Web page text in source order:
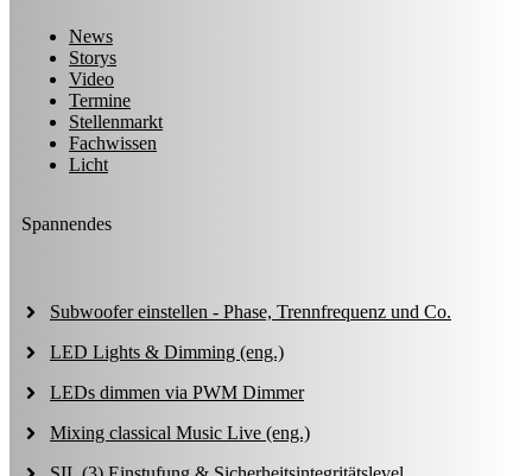
News
Storys
Video
Termine
Stellenmarkt
Fachwissen
Licht
Spannendes
Subwoofer einstellen - Phase, Trennfrequenz und Co.
LED Lights & Dimming (eng.)
LEDs dimmen via PWM Dimmer
Mixing classical Music Live (eng.)